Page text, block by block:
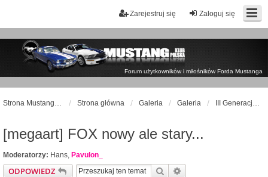
Zaloguj się
Zarejestruj się
Forum użytkowników i miłośników Forda Mustanga
Strona Mustangklub.pl Strona główna Galeria Galeria III Generacja (1979-1993)
[megaart] FOX nowy ale stary...
Moderatorzy: Hans, Pavulon_
ODPOWIEDZ Szukaj